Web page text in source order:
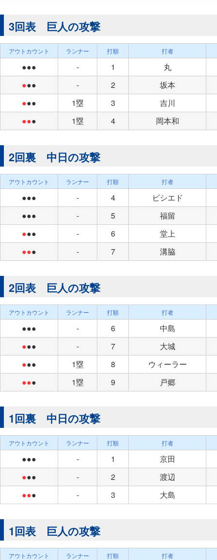
3回表 巨人の攻撃
アウトカウント ランナー 打順 打者
●●● - 1
丸
●●● - 2
坂本
●●● 1塁 3
吉川
●●● 1塁 4 岡本和
2回裏 中日の攻撃
アウトカウント ランナー 打順 打者
●●● - 4
ビシエド
●●●
- 5
福留
●●● - 6
堂上
●●● - 7 溝脇
2回表 巨人の攻撃
アウトカウント ランナー 打順 打者
●●● - 6
中島
●●● - 7
大城
●●● 1塁 8
ウィーラー
●●● 1塁 9 戸郷
1回裏 中日の攻撃
アウトカウント ランナー 打順 打者
●●● - 1
京田
●●● - 2
渡辺
●●● - 3 大島
1回表 巨人の攻撃
アウトカウント ランナー 打順 打者